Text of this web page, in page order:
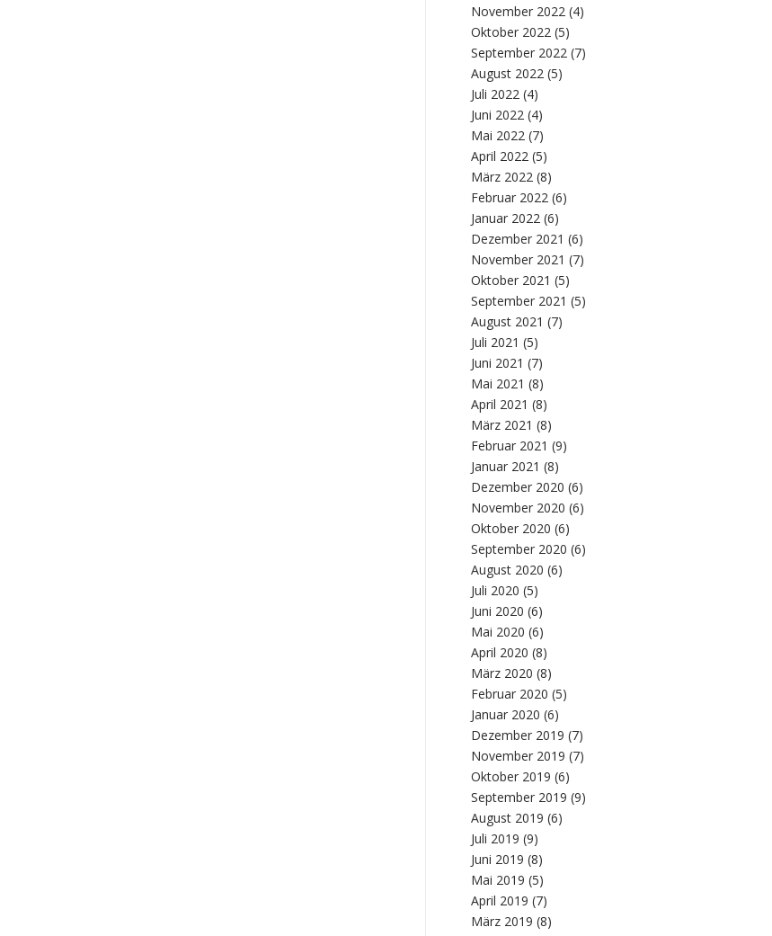
November 2022 (4)
Oktober 2022 (5)
September 2022 (7)
August 2022 (5)
Juli 2022 (4)
Juni 2022 (4)
Mai 2022 (7)
April 2022 (5)
März 2022 (8)
Februar 2022 (6)
Januar 2022 (6)
Dezember 2021 (6)
November 2021 (7)
Oktober 2021 (5)
September 2021 (5)
August 2021 (7)
Juli 2021 (5)
Juni 2021 (7)
Mai 2021 (8)
April 2021 (8)
März 2021 (8)
Februar 2021 (9)
Januar 2021 (8)
Dezember 2020 (6)
November 2020 (6)
Oktober 2020 (6)
September 2020 (6)
August 2020 (6)
Juli 2020 (5)
Juni 2020 (6)
Mai 2020 (6)
April 2020 (8)
März 2020 (8)
Februar 2020 (5)
Januar 2020 (6)
Dezember 2019 (7)
November 2019 (7)
Oktober 2019 (6)
September 2019 (9)
August 2019 (6)
Juli 2019 (9)
Juni 2019 (8)
Mai 2019 (5)
April 2019 (7)
März 2019 (8)